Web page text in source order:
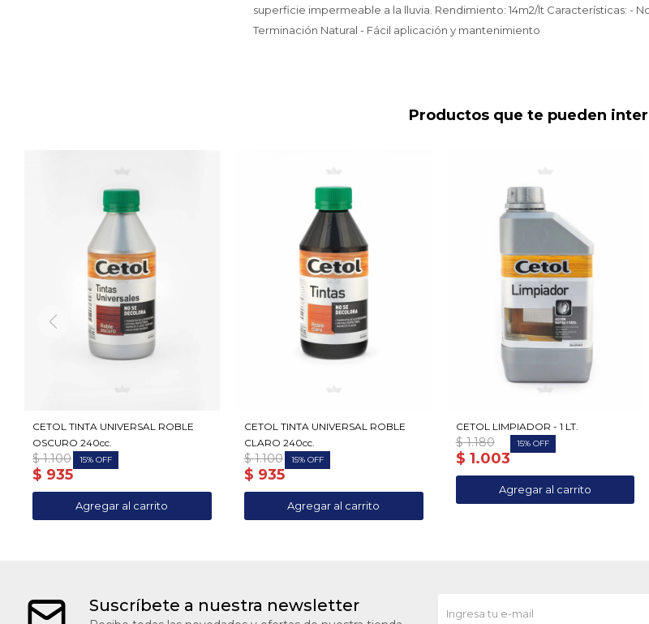
superficie impermeable a la lluvia. Rendimiento: 14m2/lt Características: -
Terminación Natural - Fácil aplicación y mantenimiento
Productos que te pueden
CETOL TINTA UNIVERSAL ROBLE
OSCURO 240cc.
$ 935
$ 1.100 15
CETOL TINTA UNIVERSAL ROBLE
CLARO 240cc.
$ 935
$ 1.100 15
CETOL LIMPIADOR - 1 LT.
$ 1.003
$ 1.180 15
Suscríbete a nuestra newsletter